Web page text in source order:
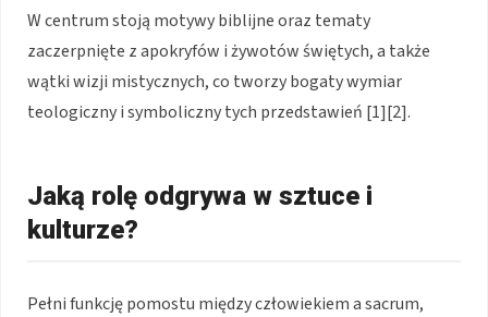
W centrum stoją motywy biblijne oraz tematy
zaczerpnięte z apokryfów i żywotów świętych, a także
wątki wizji mistycznych, co tworzy bogaty wymiar
teologiczny i symboliczny tych przedstawień [1][2].
Jaką rolę odgrywa w sztuce i
kulturze?
Pełni funkcję pomostu między człowiekiem a sacrum,